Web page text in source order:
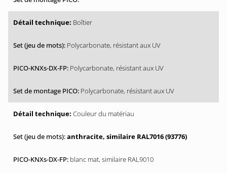
Boîtier
Polycarbonate, résistant aux UV
Polycarbonate, résistant aux UV
Polycarbonate, résistant aux UV
Couleur du matériau
anthracite, similaire RAL7016 (93776)
blanc mat, similaire RAL9010